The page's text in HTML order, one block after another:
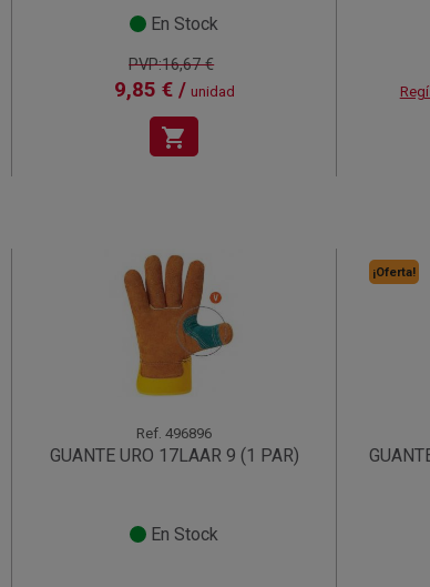
En Stock
PVP:16,67 €
9,85 € / unidad
shopping_cart
Ref. 496896
GUANTE URO 17LAAR 9 (1 PAR)
En Stock
¡Oferta!